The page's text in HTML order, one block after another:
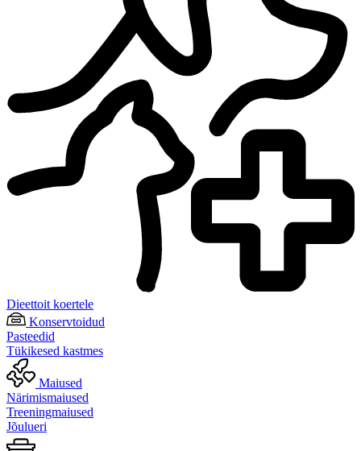
Dieettoit koertele
Konservtoidud
Pasteedid
Tükikesed kastmes
Maiused
Närimismaiused
Treeningmaiused
Jõulueri